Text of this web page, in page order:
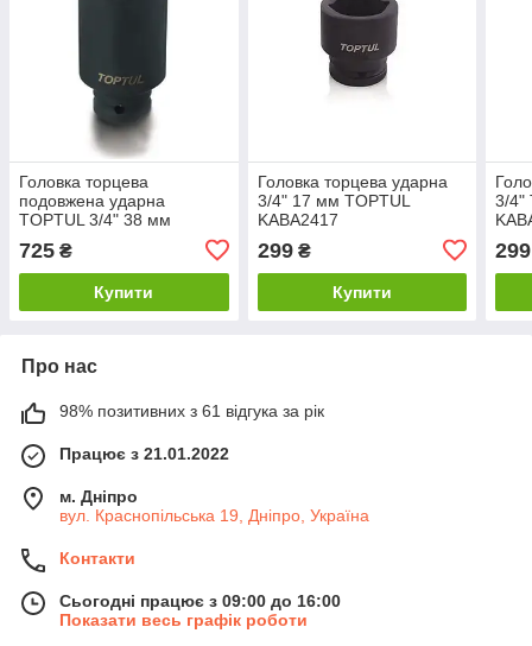
Головка торцева
подовжена ударна
TOPTUL 3/4" 38 мм
725 ₴
Купити
Головка торцева ударна
3/4" 17 мм TOPTUL
KABA2417
299₴
Купити
3/4"
299
Про нас
98% позитивних з 61 відгука за рік
Працює з 21.01.2022
м. Дніпро
вул. Краснопільська 19, Дніпро, Україна
Контакти
Сьогодні працює з 09:00 до 16:00
Показати весь графік роботи